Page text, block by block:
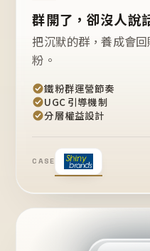
群開了，卻沒人說
把沉默的群，養成會
粉。
鐵粉群運營節奏
UGC 引導機制
分層權益設計
CASE